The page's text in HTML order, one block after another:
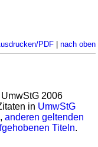
PDF| nach oben
2006
in UmwStG
,anderen geltenden
Titeln.